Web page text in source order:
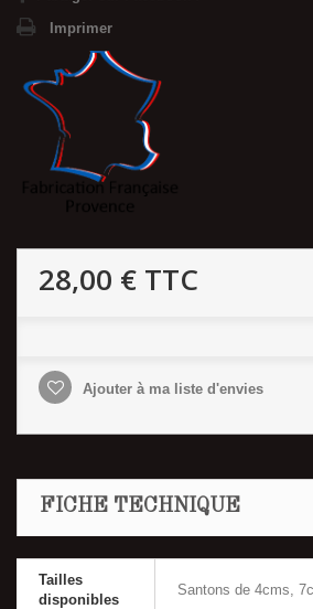
Imprimer
28,00 € TTC
Ajouter à ma liste d'envies
FICHE TECHNIQUE
Tailles
disponibles
Santons de 4cms,